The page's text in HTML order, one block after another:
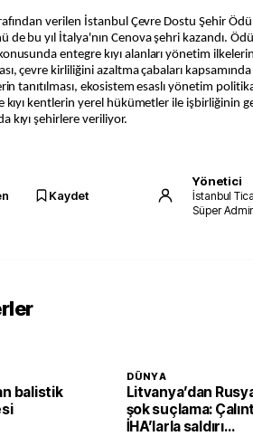
verilen İstanbul Çevre Dostu Şehir
de bu yıl İtalya'nın Cenova şehri kazandı.
entegre kıyı alanları yönetim
çevre kirliliğini azaltma çabaları kapsamında
tanıtılması, ekosistem esaslı yönetim
kıyı kentlerin yerel hükümetler ile işbirliğinin
kıyı şehirlere veriliyor.
Kaydet
Yönetici
İstanbul
Süper
balistik
DÜNYA
Litvanya’dan
şok suçlama:
İHA’larla saldırı